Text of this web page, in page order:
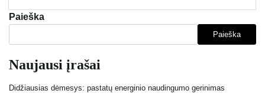
Paieška
Paieška
Naujausi įrašai
Didžiausias dėmesys: pastatų energinio naudingumo gerinimas